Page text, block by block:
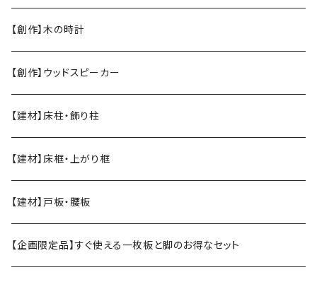
【創作】木の時計
【創作】ウッドスピーカー
【建材】床柱・飾り柱
【建材】床框・上がり框
【建材】戸板・腰板
【企画限定品】すぐ使える一枚板と脚のお得なセット